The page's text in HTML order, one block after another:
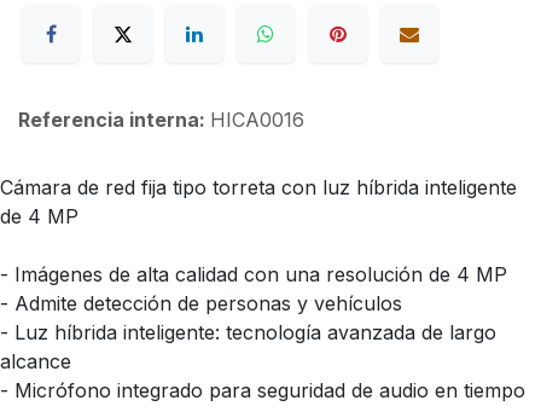
Referencia interna: HICA0016
Cámara de red fija tipo torreta con luz híbrida inteligente
de 4 MP
- Imágenes de alta calidad con una resolución de 4 MP
- Admite detección de personas y vehículos
- Luz híbrida inteligente: tecnología avanzada de largo
alcance
- Micrófono integrado para seguridad de audio en tiempo